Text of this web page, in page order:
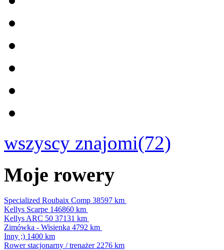
wszyscy znajomi(72)
Moje rowery
Specialized Roubaix Comp 38597 km
Kellys Scarpe 146860 km
Kellys ARC 50 37131 km
Zimówka - Wisienka 4792 km
Inny ;) 1400 km
Rower stacjonarny / trenażer 2276 km